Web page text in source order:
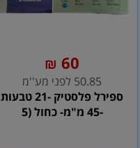
60
₪
50.85 לפני מע''מ
ספירל פלסטיק -21 טבעות
-45 מ"מ- כחול (5